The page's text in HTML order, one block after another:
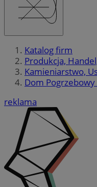
Katalog firm
Produkcja,
Kamieniarstwo,
Dom Pogrzebowy
reklama